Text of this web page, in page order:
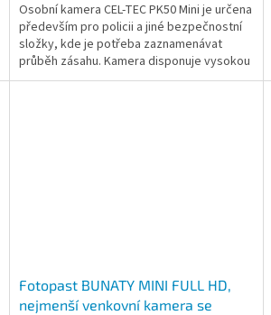
Osobní kamera CEL-TEC PK50 Mini je určena
především pro policii a jiné bezpečnostní
složky, kde je potřeba zaznamenávat
průběh zásahu. Kamera disponuje vysokou
výdrží baterie na...
Fotopast BUNATY MINI FULL HD,
nejmenší venkovní kamera se